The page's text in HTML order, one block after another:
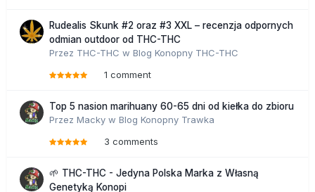
Rudealis Skunk #2 oraz #3 XXL – recenzja odpornych
odmian outdoor od THC-THC
Przez THC-THC w Blog Konopny THC-THC
1 comment
Top 5 nasion marihuany 60-65 dni od kiełka do zbioru
Przez Macky w Blog Konopny Trawka
3 comments
🌱 THC-THC - Jedyna Polska Marka z Własną
Genetyką Konopi